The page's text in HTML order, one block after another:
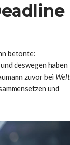
betonte:
deswegen haben
zuvor bei Welt
und